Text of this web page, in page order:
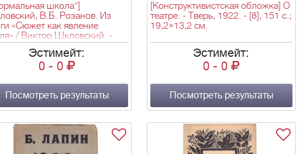
школа"]
В.Б. Розанов. Из
«Сюжет как явление
/ Виктор Шкловский. -
Изд. «Опояз», 1921. - 56 c.;
см.Эстимейт:
0 -0
Посмотреть результаты
[Конструктивистская обложка] О
театре. - Тверь, 1922. - [8], 151 с.;
19,2×13,2 см.
Эстимейт:
0 -0
Посмотреть результаты